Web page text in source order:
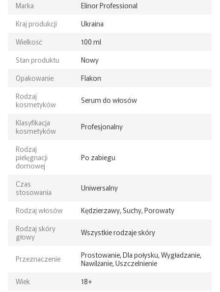
Marka
Elinor Professional
Kraj produkcji
Ukraina
Wielkość
100 ml
Stan produktu
Nowy
Opakowanie
Flakon
Rodzaj
kosmetyków
Serum do włosów
Klasyfikacja
kosmetyków
Profesjonalny
Rodzaj
pielęgnacji
domowej
Po zabiegu
Czas
stosowania
Uniwersalny
Rodzaj włosów
Kędzierzawy, Suchy, Porowaty
Rodzaj skóry
głowy
Wszystkie rodzaje skóry
Przeznaczenie
Prostowanie, Dla połysku, Wygładzanie,
Nawilżanie, Uszczelnienie
Wiek
18+